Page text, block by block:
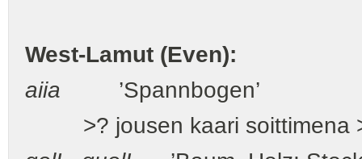
West-Lamut (Even):
aiia ’Spannbogen’
>? jousen kaari soittimena